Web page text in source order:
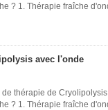
? 1. Thérapie fraîche
avec l'onde
thérapie de
? 1. Thérapie fraîche